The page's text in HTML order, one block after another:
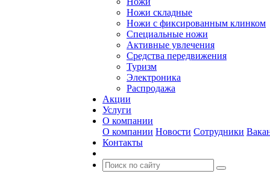
Ножи складные
Ножи с фиксированным клинком
Специальные ножи
Активные увлечения
Средства передвижения
Туризм
Электроника
Распродажа
Акции
Услуги
О компании
О компании Новости Сотрудники
Контакты